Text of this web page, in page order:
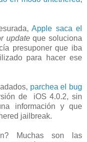
Apple saca el
updateque soluciona
presuponer que iba
para hacer ese
parchea el bug
de iOS 4.0.2, sin
información y que
jailbreak.
Muchas son las